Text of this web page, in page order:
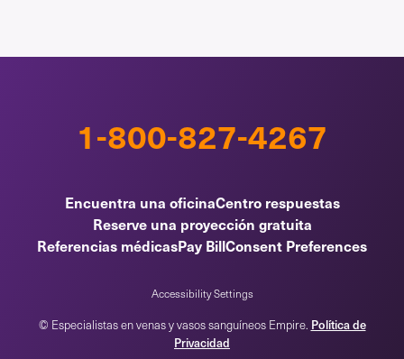
1-800-827-4267
Encuentra una oficinaCentro respuestas
Reserve una proyección gratuita
Referencias médicasPay BillConsent Preferences
Accessibility Settings
© Especialistas en venas y vasos sanguíneos Empire. Política de
Privacidad